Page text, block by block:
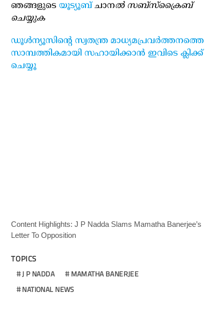
ഞങ്ങളുടെയൂട്യൂബ്ചാനല്‍ സബ്‌സ്‌ക്രൈബ്
ചെയ്യുക
ഡൂള്‍ന്യൂസിന്റെ സ്വതന്ത്ര മാധ്യമപ്രവര്‍ത്തനത്തെ
സാമ്പത്തികമായി സഹായിക്കാന്‍ ഇവിടെ ക്ലിക്ക്
ചെയ്യൂ
Content Highlights: J P Nadda Slams Mamatha Banerjee’s
Letter To Opposition
TOPICS
J P NADDA
MAMATHA BANERJEE
NATIONAL NEWS